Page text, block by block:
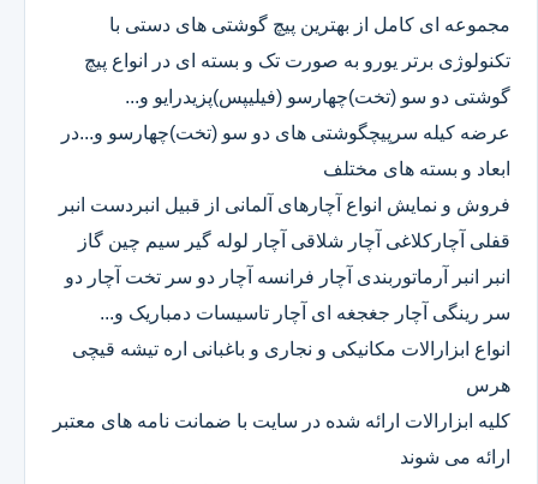
مجموعه ای کامل از بهترین پیچ گوشتی های دستی با
تکنولوژی برتر یورو به صورت تک و بسته ای در انواع پیچ
گوشتی دو سو (تخت)چهارسو (فیلیپس)پزیدرایو و...
عرضه کیله سرپیچگوشتی های دو سو (تخت)چهارسو و...در
ابعاد و بسته های مختلف
فروش و نمایش انواع آچارهای آلمانی از قبیل انبردست انبر
قفلی آچارکلاغی آچار شلاقی آچار لوله گیر سیم چین گاز
انبر انبر آرماتوربندی آچار فرانسه آچار دو سر تخت آچار دو
سر رینگی آچار جغجغه ای آچار تاسیسات دمباریک و...
انواع ابزارالات مکانیکی و نجاری و باغبانی اره تیشه قیچی
هرس
کلیه ابزارالات ارائه شده در سایت با ضمانت نامه های معتبر
ارائه می شوند